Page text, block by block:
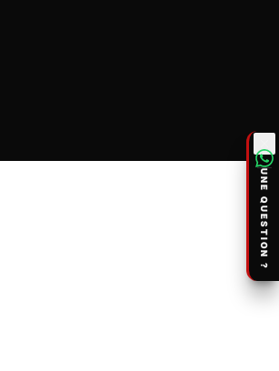
UNE QUESTION ?